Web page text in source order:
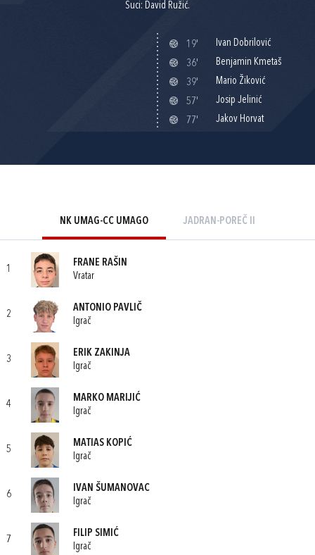
Suci: David Ružić.
19'
Ivan Dobrilović
36'
Benjamin Kmetaš
39'
Mario Žiković
57'
Josip Jelinić
77'
Jakov Horvat
NK UMAG-CC UMAGO JADRAN-POREČ II
1
FRANE RAŠIN
Vratar
2
ANTONIO PAVLIČ
Igrač
3
ERIK ZAKINJA
Igrač
4
MARKO MARIJIĆ
Igrač
5
MATIAS KOPIĆ
Igrač
6
IVAN ŠUMANOVAC
Igrač
7
FILIP SIMIĆ
Igrač